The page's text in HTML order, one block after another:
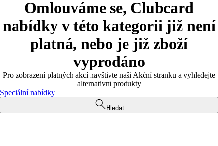
Omlouváme se, Clubcard
nabídky v této kategorii již není
platná, nebo je již zboží
vyprodáno
Pro zobrazení platných akcí navštivte naši Akční stránku a vyhledejte
alternativní produkty
Speciální nabídky
Hledat